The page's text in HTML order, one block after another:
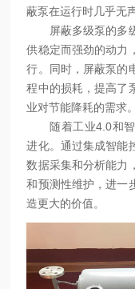
蔽泵在运行时几乎无
屏蔽多级泵的多级
供稳定而强劲的动力
行。同时，屏蔽泵的
程中的损耗，提高了
业对节能降耗的需求。
随着工业4.0和智
进化。通过集成智能
数据采集和分析能力
和预测性维护，进一
造更大的价值。